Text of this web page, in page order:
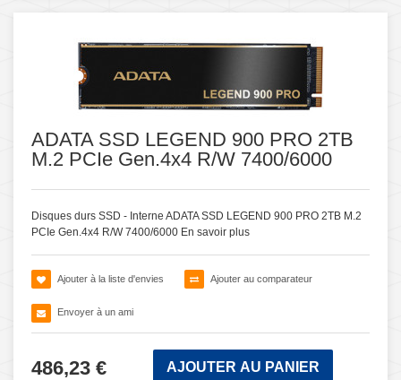
ADATA SSD LEGEND 900 PRO 2TB
M.2 PCIe Gen.4x4 R/W 7400/6000
Disques durs SSD - Interne ADATA SSD LEGEND 900 PRO 2TB M.2
PCIe Gen.4x4 R/W 7400/6000 En savoir plus
Ajouter à la liste d'envies Ajouter au comparateur
Envoyer à un ami
486,23 € AJOUTER AU PANIER